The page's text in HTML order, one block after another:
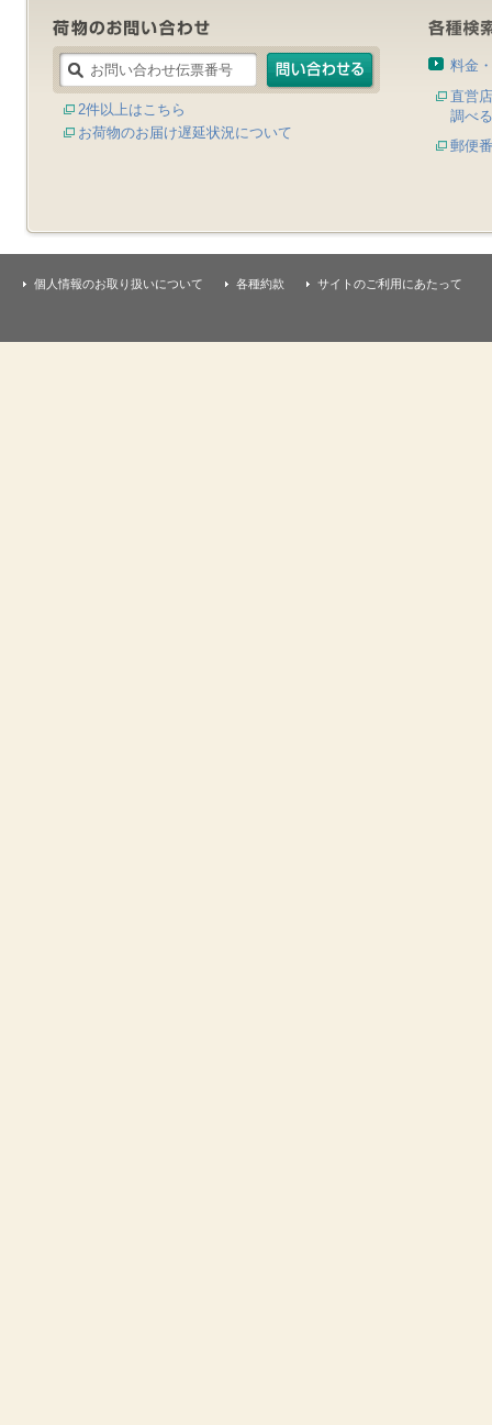
2件以上はこちら
お荷物のお届け遅延状況について
料金
直営
調べる
郵便
個人情報のお取り扱いについて 各種約款 サイトのご利用にあたって